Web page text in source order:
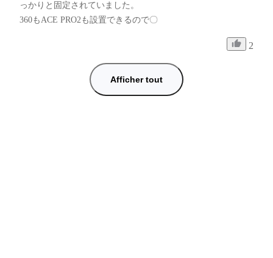
っかりと固定されていました。
360もACE PRO2も設置できるので〇
2
Afficher tout